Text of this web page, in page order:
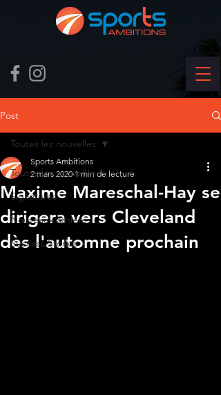
Post
Toutes les nouvelles
Signatures
Nouveaux athlètes
Success Stories
Toutes les nouvelles
Maxime Mareschal-Hay se
dirigera vers Cleveland
dès l'automne prochain
Sports Ambitions
2 mars 2020 1 min de lecture